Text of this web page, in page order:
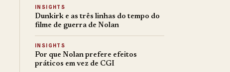
INSIGHTS
Dunkirk e as três linhas do tempo do
filme de guerra de Nolan
INSIGHTS
Por que Nolan prefere efeitos
práticos em vez de CGI